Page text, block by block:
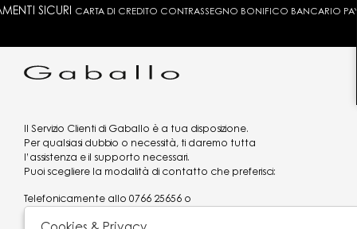
SICURI CARTA DI CREDITO CONTRASSEGNO BONIFICO BANCARIO
Il Servizio Clienti di Gaballo è a tua disposizione.
Per qualsiasi dubbio o necessità, ti daremo tutta
l’assistenza e il supporto necessari.
Puoi scegliere la modalità di contatto che preferisci:
Telefonicamente allo 0766 25656 o